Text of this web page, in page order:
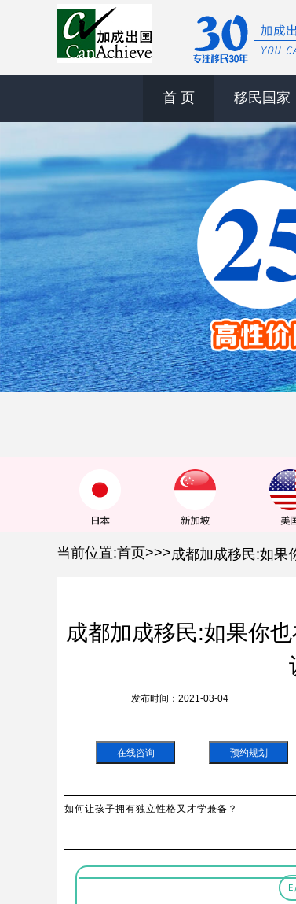
首 页 移民国家
当前位置:首页>>>
成都加成移民:如果你
发布时间：2021-03-04
在线咨询 预约规划
如何让孩子拥有独立性格又才学兼备？